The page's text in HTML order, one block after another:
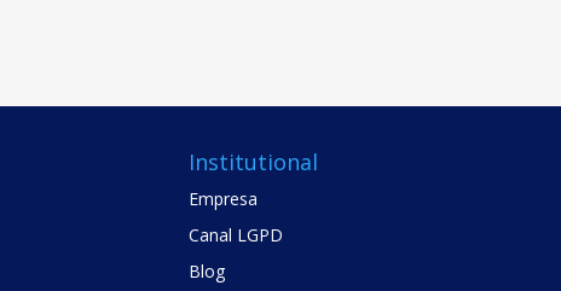
Institutional
Empresa
Canal LGPD
Blog